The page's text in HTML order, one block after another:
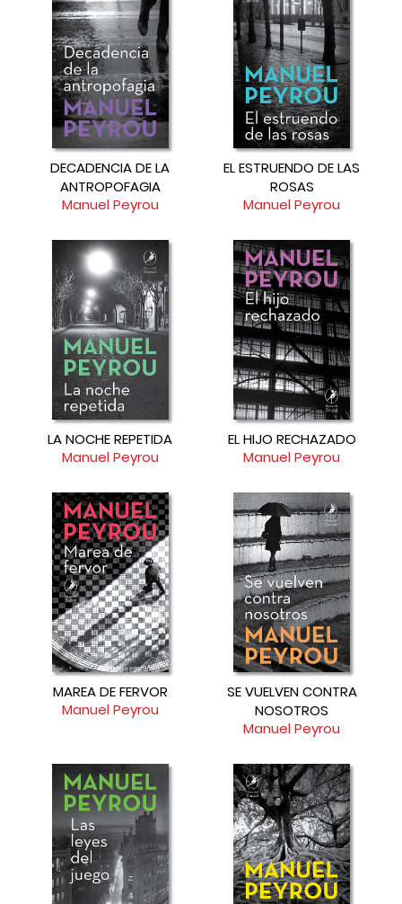
DECADENCIA DE LA
ANTROPOFAGIA
Manuel Peyrou
EL ESTRUENDO DE LAS
ROSAS
Manuel Peyrou
LA NOCHE REPETIDA
Manuel Peyrou
EL HIJO RECHAZADO
Manuel Peyrou
MAREA DE FERVOR
Manuel Peyrou
SE VUELVEN CONTRA
NOSOTROS
Manuel Peyrou